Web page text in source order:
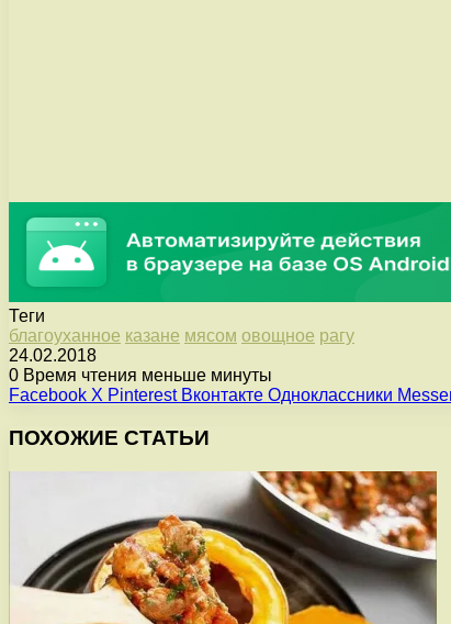
Теги
благоуханное казане мясом овощное рагу
24.02.2018
0 Время чтения меньше минуты
Facebook X Pinterest Вконтакте Одноклассники
ПОХОЖИЕ СТАТЬИ